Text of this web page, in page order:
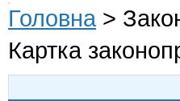
Головна >
Картка